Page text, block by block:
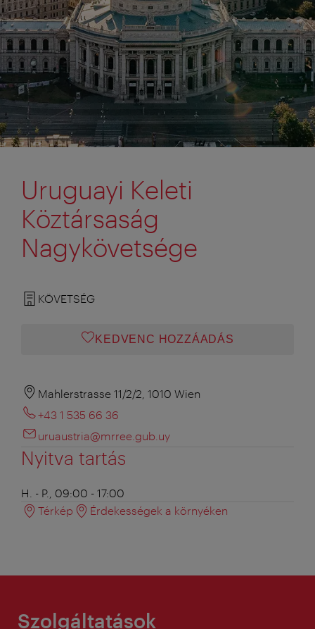
Uruguayi Keleti
Köztársaság
Nagykövetsége
KÖVETSÉG
KEDVENC HOZZÁADÁS
Mahlerstrasse 11/2/2, 1010 Wien
+43 1 535 66 36
uruaustria@mrree.gub.uy
Nyitva tartás
H. - P., 09:00 - 17:00
Térkép
Érdekességek a környéken
Szolgáltatások